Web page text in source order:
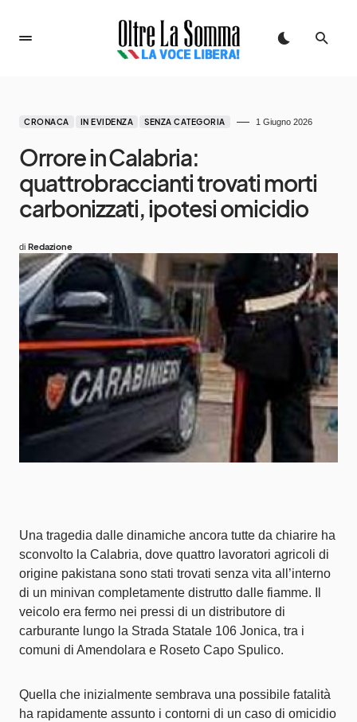
CRONACA IN EVIDENZA SENZA CATEGORIA 1 Giugno 2026
Orrore in Calabria:
quattrobraccianti trovati morti
carbonizzati, ipotesi omicidio
di Redazione
Una tragedia dalle dinamiche ancora tutte da chiarire ha
sconvolto la Calabria, dove quattro lavoratori agricoli di
origine pakistana sono stati trovati senza vita all’interno
di un minivan completamente distrutto dalle fiamme. Il
veicolo era fermo nei pressi di un distributore di
carburante lungo la Strada Statale 106 Jonica, tra i
comuni di Amendolara e Roseto Capo Spulico.
Quella che inizialmente sembrava una possibile fatalità
ha rapidamente assunto i contorni di un caso di omicidio